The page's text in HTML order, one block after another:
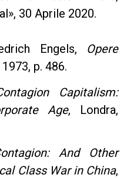
30 Aprile 2020.
Engels, Opere
p. 486.
Capitalism:
Age, Londra,
And Other
Class War in China,